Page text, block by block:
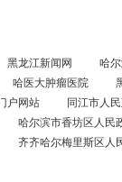
黑龙江新闻网
哈
哈医大肿瘤医院
户网站
同江市人
哈尔滨市香坊区人民
齐齐哈尔梅里斯区人